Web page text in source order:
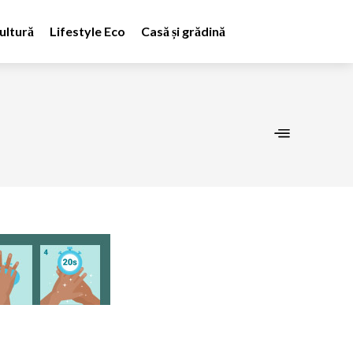
Lifestyle Eco Casă și grădină